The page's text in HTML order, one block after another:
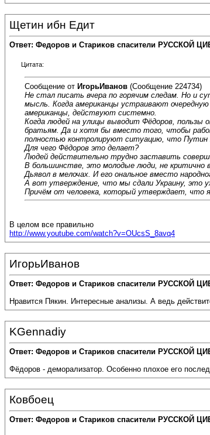
Щетин ибн Едит
Ответ: Федоров и Стариков спасители РУССКОЙ
Цитата:
Сообщение от ИгорьИванов (Сообщение 224734)
Не стал писать вчера по горячим следам. Но и
мысль. Когда американцы устраивают
американцы, действуют системно.
Когда людей на улицы выводит Фёдоров, пользы
братьям. Да и хотя бы вместо того, чтобы
полностью контролируют ситуацию, что Путин
Для чего Фёдоров это делает?
Людей действительно трудно заставить
В большинстве, это молодые люди, не критично
Дьявол в мелочах. И его ональное вместо
А вот утверждение, что мы сдали Украину, это
Причём от человека, который утверждает, что
В целом все правильно
http://www.youtube.com/watch?v=OUcsS_8avq4
ИгорьИванов
Ответ: Федоров и Стариков спасители РУССКОЙ
Нравится Пякин. Интересные анализы. А ведь
KGennadiy
Ответ: Федоров и Стариков спасители РУССКОЙ
Фёдоров - деморализатор. Особенно плохое его
Ковбоец
Ответ: Федоров и Стариков спасители РУССКОЙ